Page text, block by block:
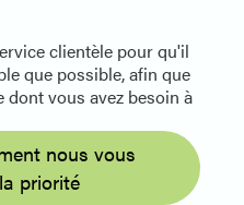
clientèle pour qu'il
que possible, afin que
vous avez besoin à
nous vous
priorité